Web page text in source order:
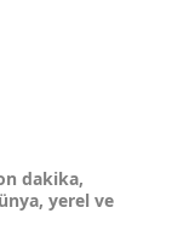
dakika,
yerel ve